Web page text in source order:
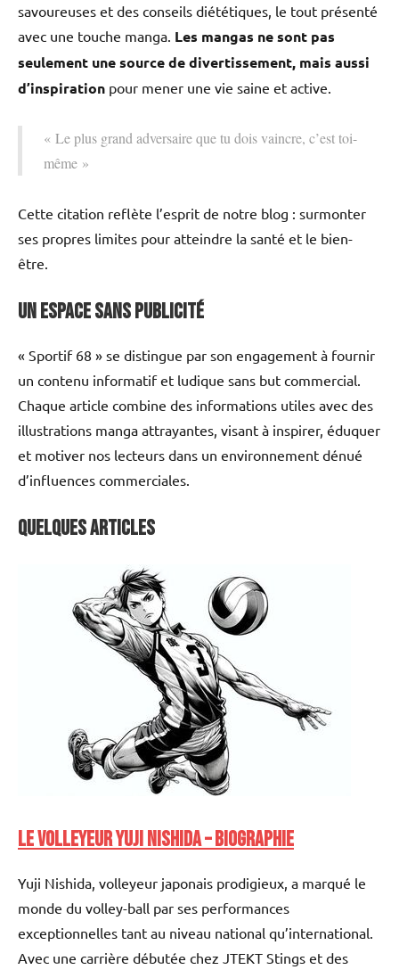
savoureuses et des conseils diététiques, le tout présenté
avec une touche manga. Les mangas ne sont pas
seulement une source de divertissement, mais aussi
d’inspiration pour mener une vie saine et active.
« Le plus grand adversaire que tu dois vaincre, c’est toi-
même »
Cette citation reflète l’esprit de notre blog : surmonter
ses propres limites pour atteindre la santé et le bien-
être.
Un Espace Sans Publicité
« Sportif 68 » se distingue par son engagement à fournir
un contenu informatif et ludique sans but commercial.
Chaque article combine des informations utiles avec des
illustrations manga attrayantes, visant à inspirer, éduquer
et motiver nos lecteurs dans un environnement dénué
d’influences commerciales.
Quelques articles
Le volleyeur Yuji Nishida – Biographie
Yuji Nishida, volleyeur japonais prodigieux, a marqué le
monde du volley-ball par ses performances
exceptionnelles tant au niveau national qu’international.
Avec une carrière débutée chez JTEKT Stings et des